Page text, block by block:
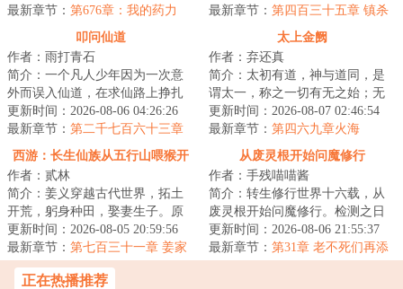
前留给了宁拙。...
最新章节： 第676章：我的药力
最新章节： 第四百三十五章 镇杀
尘世巨蟒，四灵宝镇四巫！
叩问仙道
作者：雨打青石
简介：一个凡人少年因为一次意
外而误入仙道，在求仙路上挣扎
前行。仙路难于登天，面对重重
险阻，他的求道...
更新时间：2026-08-06 04:26:26
最新章节： 第二千七百六十三章
紫蝎魔君
太上金阙
作者：弃还真
简介：太初有道，神与道同，是
谓太一，称之一切有无之始；无
极之先，阴阳之母，是谓太上，
称之辟地天开之...
更新时间：2026-08-07 02:46:54
最新章节： 第四六九章火海
（上）
西游：长生仙族从五行山喂猴开
作者：贰林
简介：姜义穿越古代世界，拓土
开荒，躬身种田，娶妻生子。原
想这便是此生注定，平淡且足
矣。偏是那五岁的...
更新时间：2026-08-05 20:59:56
最新章节： 第七百三十一章 姜家
太白，道会难入
从废灵根开始问魔修行
作者：手残喵喵酱
简介：转生修行世界十六载，从
废灵根开始问魔修行。检测之日
灵根落于五等，今生难以突破练
气中期，仙门不...
更新时间：2026-08-06 21:55:37
最新章节： 第31章 老不死们再添
正在热播推荐